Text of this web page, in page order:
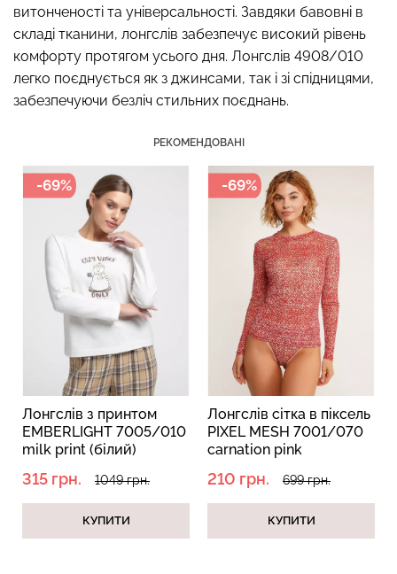
витонченості та універсальності. Завдяки бавовні в
складі тканини, лонгслів забезпечує високий рівень
комфорту протягом усього дня. Лонгслів 4908/010
легко поєднується як з джинсами, так і зі спідницями,
забезпечуючи безліч стильних поєднань.
РЕКОМЕНДОВАНІ
-69%
Лонгслів з принтом
EMBERLIGHT 7005/010
milk print (білий)
315 грн. 1049 грн.
КУПИТИ
-69%
Лонгслів сітка в піксель
PIXEL MESH 7001/070
carnation pink
210 грн. 699 грн.
КУПИТИ
Безшовні стрінги STRING
BRIEFS (чорний) Giulia
Топ на бретелях в рубчик
CAMI TOP RIB white (білий)
Giulia
299 грн.
Безшовний топ з легкою
корекцією BRA
SHAPEWEAR nude
(бежевий) Giulia
Безшовні труси сліпи з
легкою корекцією HI-LEG
SHAPEWEAR black
(чорний) Giulia